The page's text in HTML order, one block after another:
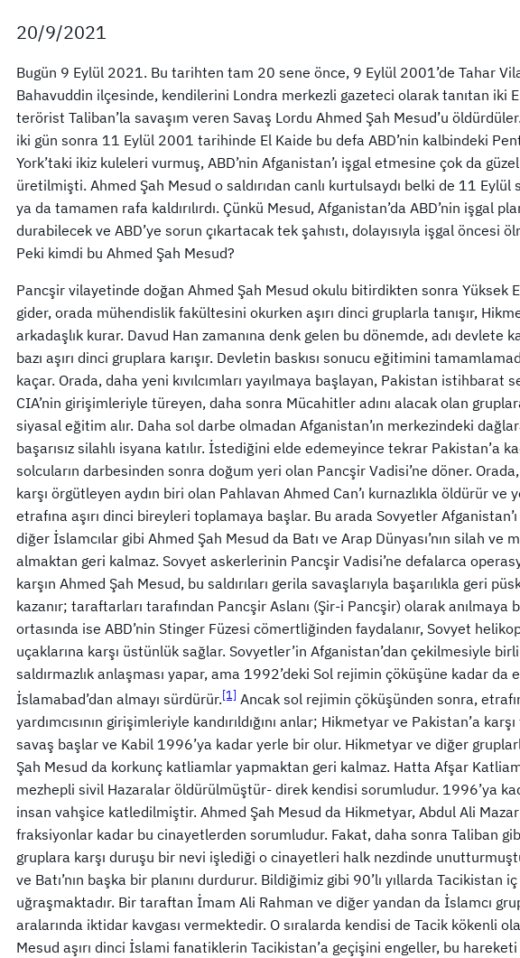
20/9/2021
Bugün 9 Eylül 2021. Bu tarihten tam 20 sene önce, 9 Eylül 2001’de Tahar
Bahavuddin ilçesinde, kendilerini Londra merkezli gazeteci olarak tanıtan iki
terörist Taliban’la savaşım veren Savaş Lordu Ahmed Şah Mesud’u
iki gün sonra 11 Eylül 2001 tarihinde El Kaide bu defa ABD’nin kalbindeki
York’taki ikiz kuleleri vurmuş, ABD’nin Afganistan’ı işgal etmesine çok da
üretilmişti. Ahmed Şah Mesud o saldırıdan canlı kurtulsaydı belki de 11 Eylül
ya da tamamen rafa kaldırılırdı. Çünkü Mesud, Afganistan’da ABD’nin işgal
durabilecek ve ABD’ye sorun çıkartacak tek şahıstı, dolayısıyla işgal öncesi
Peki kimdi bu Ahmed Şah Mesud?
Pancşir vilayetinde doğan Ahmed Şah Mesud okulu bitirdikten sonra Yüksek
gider, orada mühendislik fakültesini okurken aşırı dinci gruplarla tanışır,
arkadaşlık kurar. Davud Han zamanına denk gelen bu dönemde, adı devlete
bazı aşırı dinci gruplara karışır. Devletin baskısı sonucu eğitimini
kaçar. Orada, daha yeni kıvılcımları yayılmaya başlayan, Pakistan istihbarat
CIA’nin girişimleriyle türeyen, daha sonra Mücahitler adını alacak olan
siyasal eğitim alır. Daha sol darbe olmadan Afganistan’ın merkezindeki
başarısız silahlı isyana katılır. İstediğini elde edemeyince tekrar Pakistan’a
solcuların darbesinden sonra doğum yeri olan Pancşir Vadisi’ne döner.
karşı örgütleyen aydın biri olan Pahlavan Ahmed Can’ı kurnazlıkla öldürür ve
etrafına aşırı dinci bireyleri toplamaya başlar. Bu arada Sovyetler Afganistan’ı
diğer İslamcılar gibi Ahmed Şah Mesud da Batı ve Arap Dünyası’nın silah ve
almaktan geri kalmaz. Sovyet askerlerinin Pancşir Vadisi’ne defalarca
karşın Ahmed Şah Mesud, bu saldırıları gerila savaşlarıyla başarılıkla geri
kazanır; taraftarları tarafından Pancşir Aslanı (Şir-i Pancşir) olarak anılmaya
ortasında ise ABD’nin Stinger Füzesi cömertliğinden faydalanır, Sovyet
uçaklarına karşı üstünlük sağlar. Sovyetler’in Afganistan’dan çekilmesiyle
saldırmazlık anlaşması yapar, ama 1992’deki Sol rejimin çöküşüne kadar da
İslamabad’dan almayı sürdürür.[1] Ancak sol rejimin çöküşünden sonra,
yardımcısının girişimleriyle kandırıldığını anlar; Hikmetyar ve Pakistan’a
savaş başlar ve Kabil 1996’ya kadar yerle bir olur. Hikmetyar ve diğer
Şah Mesud da korkunç katliamlar yapmaktan geri kalmaz. Hatta Afşar
mezhepli sivil Hazaralar öldürülmüştür- direk kendisi sorumludur. 1996’ya
insan vahşice katledilmiştir. Ahmed Şah Mesud da Hikmetyar, Abdul Ali
fraksiyonlar kadar bu cinayetlerden sorumludur. Fakat, daha sonra Taliban
gruplara karşı duruşu bir nevi işlediği o cinayetleri halk nezdinde
ve Batı’nın başka bir planını durdurur. Bildiğimiz gibi 90’lı yıllarda Tacikistan
uğraşmaktadır. Bir taraftan İmam Ali Rahman ve diğer yandan da İslamcı
aralarında iktidar kavgası vermektedir. O sıralarda kendisi de Tacik kökenli
Mesud aşırı dinci İslami fanatiklerin Tacikistan’a geçişini engeller, bu hareketi